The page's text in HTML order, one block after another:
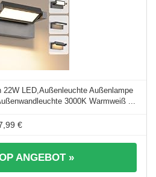
22W LED,Außenleuchte Außenlampe
3000K Warmweiß ...
€
ANGEBOT »